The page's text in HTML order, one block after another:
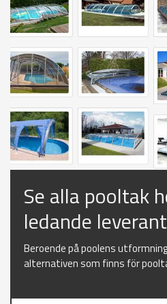
Se alla pooltak
ledande
Beroende på poolens
alternativen som finns för